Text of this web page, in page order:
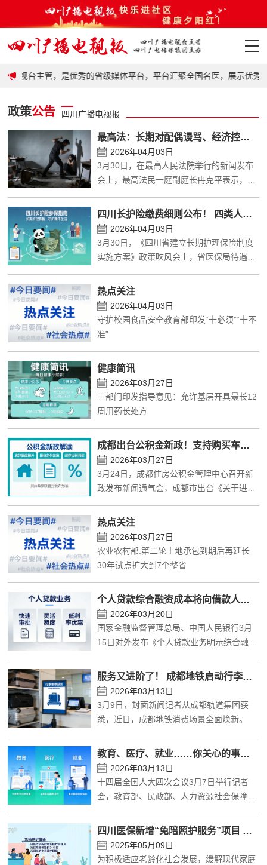
政策
政策
地市
科普
视频
理事
民生
特别声明
关于我们
联系我们
广告服务
加入我们
视台主管，是优秀的省级媒体平台，平台汇聚全国名医，展示优秀
政策公告 四川广播电视报
最高法：长期对配偶谩骂、经济控制、限制社交，均属家庭暴力
2026年04月03日
3月30日，在最高人民法院举行的新闻发布
会上，最高法民一庭副庭长冉克平表示，长
会交往的行为，均存在使受害人处于非正常
生活状态的情况，符合家庭暴力控制与伤害
的本质特征，属于家庭暴力。
四川长护险缴费细则公布！ 四类人群参保，多项减负举措落地
2026年04月03日
3月30日，《四川省建立长期护理保险制度
实施方案》政策吹风会上，省医保局待遇保
续运行，四川已建立“单位+个人+政府+社
会”的多元筹资机制，明确了各类参保人群的
缴费标准及相关减负措施。
热点关注
2026年04月03日
守护校园食品安全教育部印发“十必须”“十不
准”
健康简讯
2026年03月27日
三部门印发指导意见：允许基层开具最长12
周用药长处方
成都出台公积金新政！支持购买车位提取、放宽首套房认定……
2026年03月27日
3月24日，成都住房公积金管理中心召开新
政发布新闻通气会，成都市出台《关于进一
进一步支持住房消费有关事项的通知》《关
于进一步优化重大疾病提取住房公积金的通
知》《关于调整住房公积金贷款有关政策的
通知》系列政策举措，最高贷款额度提升至
热点关注
2026年03月27日
农业农村部:第二轮土地承包到期后再延长
30年试点扩大到7个整省
个人贷款综合融资成本将向借款人明示
2026年03月20日
国家金融监督管理总局、中国人民银行3月
15日对外发布《个人贷款业务明示综合融资
融资成本明示表，清晰披露个人贷款息费成
本，使个贷各项息费“阳光化”“透明化”。
服务又进阶了！ 成都地铁启动行李寄存服务试点
2026年03月13日
3月9日，封面新闻记者从成都轨道集团获
悉，近日，成都地铁消费场景全面焕新。
教育、医疗、就业……你关心的事有了最新回应
2026年03月13日
十四届全国人大四次会议3月7日举行记者
会，教育部、民政部、人力资源社会保障
责人分别回答了中外记者提问。
四川医保新增“免陪照护服务”项目 最高 240 元 / 日
2025年05月09日
为积极适应老龄化社会发展，缓解现代家庭